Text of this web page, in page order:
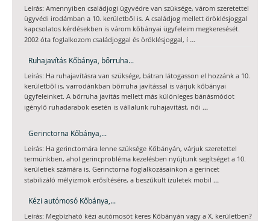
Leírás: Amennyiben családjogi ügyvédre van szüksége, várom szeretettel
ügyvédi irodámban a 10. kerületből is. A családjog mellett öröklésjoggal
kapcsolatos kérdésekben is várom kőbányai ügyfeleim megkeresését.
2002 óta foglalkozom családjoggal és öröklésjoggal, í ...
Ruhajavítás Kőbánya, bőrruha...
Leírás: Ha ruhajavításra van szüksége, bátran látogasson el hozzánk a 10.
kerületből is, varrodánkban bőrruha javítással is várjuk kőbányai
ügyfeleinket. A bőrruha javítás mellett más különleges bánásmódot
igénylő ruhadarabok esetén is vállalunk ruhajavítást, női ...
Gerinctorna Kőbánya,...
Leírás: Ha gerinctornára lenne szüksége Kőbányán, várjuk szeretettel
termünkben, ahol gerincprobléma kezelésben nyújtunk segítséget a 10.
kerületiek számára is. Gerinctorna foglalkozásainkon a gerincet
stabilizáló mélyizmok erősítésére, a beszűkült ízületek mobil ...
Kézi autómosó Kőbánya,...
Leírás: Megbízható kézi autómosót keres Kőbányán vagy a X. kerületben?